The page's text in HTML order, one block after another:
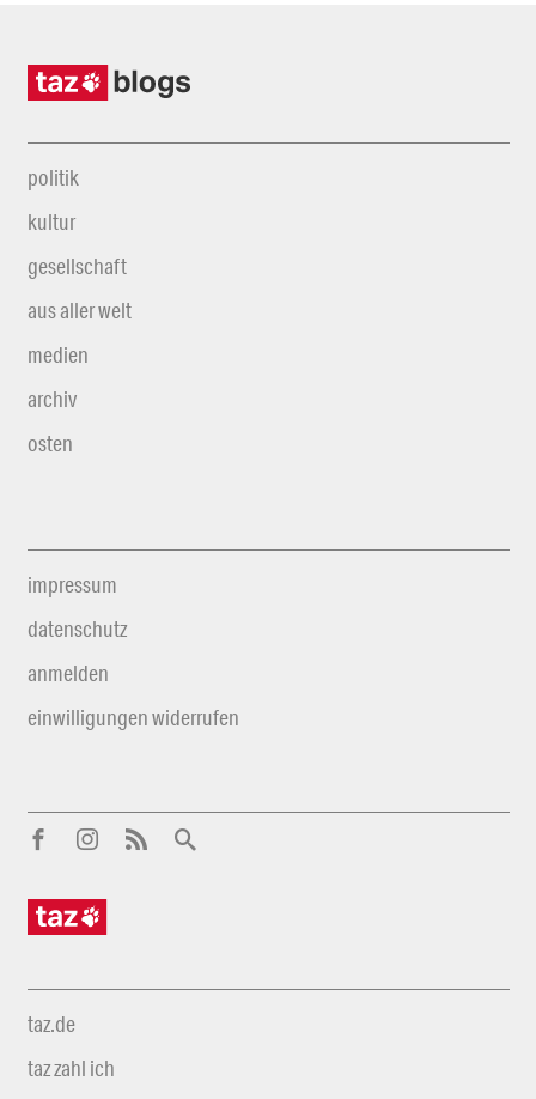
politik
kultur
gesellschaft
aus aller welt
medien
archiv
osten
impressum
datenschutz
anmelden
einwilligungen widerrufen
taz.de
taz zahl ich